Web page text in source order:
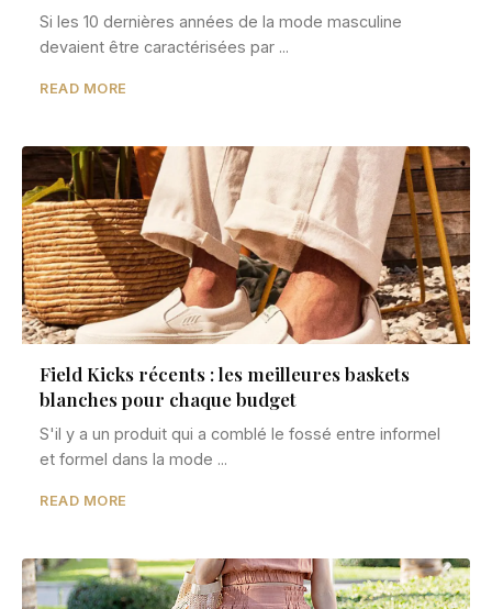
Si les 10 dernières années de la mode masculine
devaient être caractérisées par ...
READ MORE
Field Kicks récents : les meilleures baskets
blanches pour chaque budget
S'il y a un produit qui a comblé le fossé entre informel
et formel dans la mode ...
READ MORE